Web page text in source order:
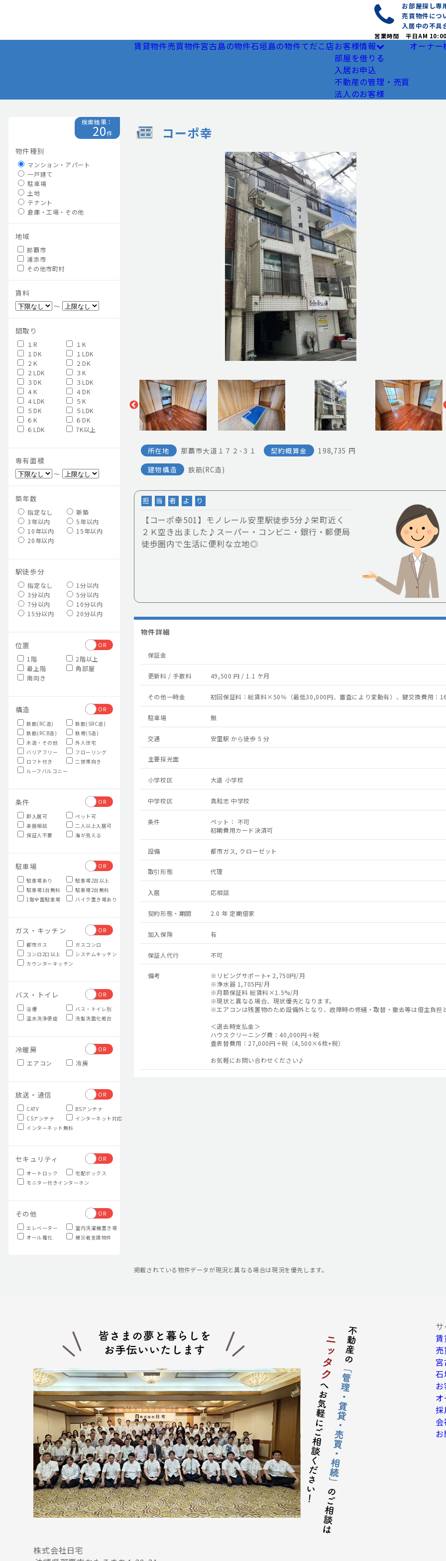
お部屋探し専
売買物件につ
入居中の不具
営業時間 平日AM
賃貸物件売買物件宮古島の物件石垣島の物件てだこ店お客様情報
部屋を借りる
入居お申込
不動産の管理・売買
法人のお客様
オーナー
検索結果：
20件
物件種別
マンション・アパート
一戸建て
駐車場
土地
テナント
倉庫・工場・その他
地域
那覇市
浦添市
その他市町村
賃料
～
間取り
１R
１K
１DK
１LDK
２K
２DK
２LDK
３K
３DK
３LDK
４K
４DK
４LDK
５K
５DK
５LDK
６K
６DK
６LDK
7K以上
専有面積
～
築年数
指定なし
新築
3年以内
5年以内
10年以内
15年以内
20年以内
駅徒歩分
指定なし
1分以内
3分以内
5分以内
7分以内
10分以内
15分以内
20分以内
位置 OR
1階
2階以上
最上階
角部屋
南向き
構造 OR
鉄筋(RC造)
鉄筋(SRC造)
鉄筋(RCB造)
鉄骨(S造)
木造・その他
外人住宅
バリアフリー
フローリング
ロフト付き
二世帯向き
ルーフバルコニー
条件 OR
即入居可
ペット可
楽器相談
二人以上入居可
保証人不要
海が見える
駐車場 OR
駐車場あり
駐車場2台以上
駐車場1台無料
駐車場2台無料
1階全面駐車場
バイク置き場あり
ガス・キッチン OR
都市ガス
ガスコンロ
コンロ2口以上
システムキッチン
カウンターキッチン
バス・トイレ OR
浴槽
バス・トイレ別
温水洗浄便座
洗髪洗面化粧台
冷暖房 OR
エアコン 冷房
放送・通信 OR
CATV
BSアンテナ
CSアンテナ
インターネット対応
インターネット無料
セキュリティ OR
オートロック
宅配ボックス
モニター付きインターホン
その他 OR
エレベーター
室内洗濯機置き場
オール電化
被災者支援物件
コーポ幸
所在地 那覇市大道１７２-３１ 契約概算金
198,735 円
建物構造
鉄筋(RC造)
担 当 者 よ り
【コーポ幸501】モノレール安里駅徒歩5分♪栄町近く
２Ｋ空き出ました♪スーパー・コンビニ・銀行・郵便局
徒歩圏内で生活に便利な立地◎
物件詳細
保証金
更新料 / 手数料 49,500 円 / 1.1 ケ月
その他一時金 初回保証料：総賃料×50％（最低30,000円、審査により変動有）、鍵交換費用
駐車場 無
交通 安里駅 から徒歩 5 分
主要採光面
小学校区 大道 小学校
中学校区 真和志 中学校
条件
ペット： 不可
初期費用カード決済可
設備 都市ガス, クローゼット
取引形態 代理
入居 応相談
契約形態・期間 2.0 年 定期借家
加入保険 有
保証人代行 不可
備考
※リビングサポート+ 2,750円/月
※浄水器 1,705円/月
※月額保証料 総賃料×1.5%/月
※現状と異なる場合、現状優先となります。
※エアコンは残置物のため設備外となり、故障時の修繕・取替・撤去等は借主負担
＜退去時支払金＞
ハウスクリーニング費：40,000円＋税
畳表替費用：27,000円＋税（4,500×6枚+税）
お気軽にお問い合わせください♪
掲載されている物件データが現況と異なる場合は現況を優先します。
株式会社日宅
賃
石
採